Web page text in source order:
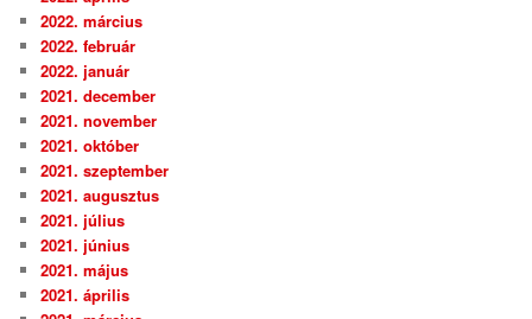
2022. március
2022. február
2022. január
2021. december
2021. november
2021. október
2021. szeptember
2021. augusztus
2021. július
2021. június
2021. május
2021. április